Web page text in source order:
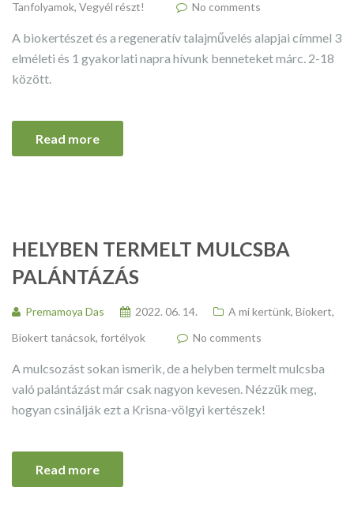
Tanfolyamok, Vegyél részt! No comments
A biokertészet és a regeneratív talajművelés alapjai címmel 3
elméleti és 1 gyakorlati napra hívunk benneteket márc. 2-18
között.
Read more
HELYBEN TERMELT MULCSBA
PALÁNTÁZÁS
Premamoya Das 2022. 06. 14. A mi kertünk, Biokert,
Biokert tanácsok, fortélyok
No comments
A mulcsozást sokan ismerik, de a helyben termelt mulcsba
való palántázást már csak nagyon kevesen. Nézzük meg,
hogyan csinálják ezt a Krisna-völgyi kertészek!
Read more